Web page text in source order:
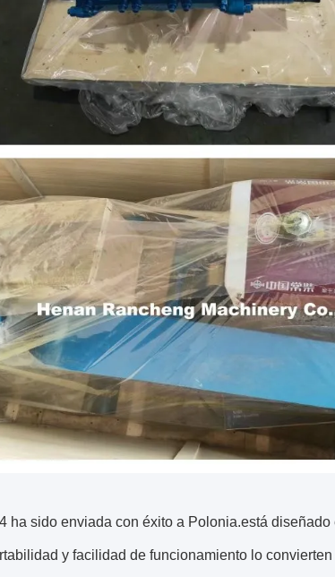
ha sido enviada con éxito a Polonia.está
y facilidad de funcionamiento lo convierten